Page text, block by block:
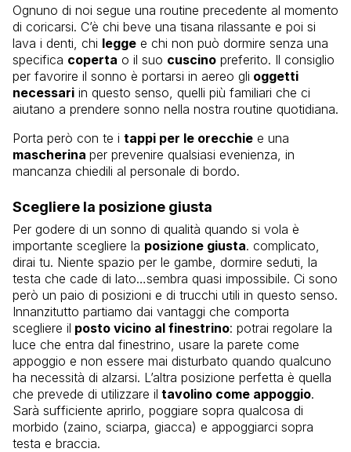
Ognuno di noi segue una routine precedente al momento
di coricarsi. C’è chi beve una tisana rilassante e poi si
lava i denti, chi legge e chi non può dormire senza una
specifica coperta o il suo cuscino preferito. Il consiglio
per favorire il sonno è portarsi in aereo gli oggetti
necessari in questo senso, quelli più familiari che ci
aiutano a prendere sonno nella nostra routine quotidiana.
Porta però con te i tappi per le orecchie e una
mascherina per prevenire qualsiasi evenienza, in
mancanza chiedili al personale di bordo.
Scegliere la posizione giusta
Per godere di un sonno di qualità quando si vola è
importante scegliere la posizione giusta. complicato,
dirai tu. Niente spazio per le gambe, dormire seduti, la
testa che cade di lato…sembra quasi impossibile. Ci sono
però un paio di posizioni e di trucchi utili in questo senso.
Innanzitutto partiamo dai vantaggi che comporta
scegliere il posto vicino al finestrino: potrai regolare la
luce che entra dal finestrino, usare la parete come
appoggio e non essere mai disturbato quando qualcuno
ha necessità di alzarsi. L’altra posizione perfetta è quella
che prevede di utilizzare il tavolino come appoggio.
Sarà sufficiente aprirlo, poggiare sopra qualcosa di
morbido (zaino, sciarpa, giacca) e appoggiarci sopra
testa e braccia.